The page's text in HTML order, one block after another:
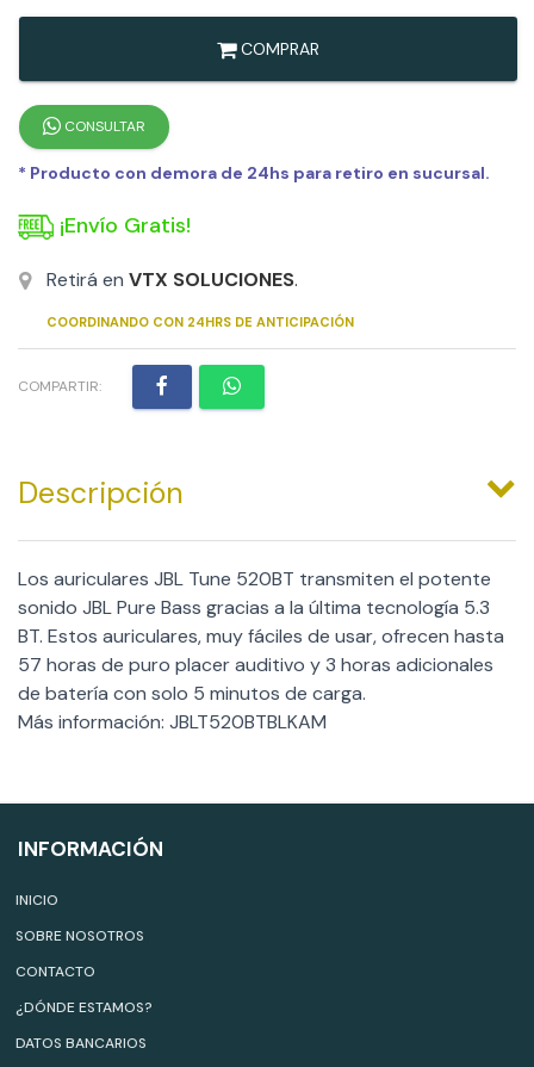
COMPRAR
CONSULTAR
* Producto con demora de 24hs para retiro en sucursal.
¡Envío Gratis!
Retirá en VTX SOLUCIONES.
COORDINANDO CON 24HRS DE ANTICIPACIÓN
COMPARTIR:
Descripción
Los auriculares JBL Tune 520BT transmiten el potente
sonido JBL Pure Bass gracias a la última tecnología 5.3
BT. Estos auriculares, muy fáciles de usar, ofrecen hasta
57 horas de puro placer auditivo y 3 horas adicionales
de batería con solo 5 minutos de carga.
Más información: JBLT520BTBLKAM
INFORMACIÓN
INICIO
SOBRE NOSOTROS
CONTACTO
¿DÓNDE ESTAMOS?
DATOS BANCARIOS